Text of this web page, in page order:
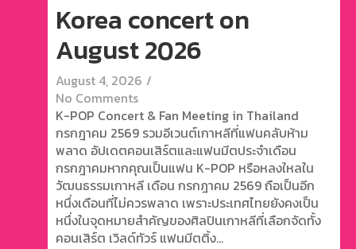
Korea concert on
August 2026
August 4, 2026 /
No Comments
K-POP Concert & Fan Meeting in Thailand
กรกฎาคม 2569 รวมอีเวนต์เกาหลีที่แฟนคลับห้าม
พลาด อัปเดตคอนเสิร์ตและแฟนมีตประจำเดือน
กรกฎาคมหากคุณเป็นแฟน K-POP หรือหลงใหลใน
วัฒนธรรมเกาหลี เดือน กรกฎาคม 2569 ถือเป็นอีก
หนึ่งเดือนที่ไม่ควรพลาด เพราะประเทศไทยยังคงเป็น
หนึ่งในจุดหมายสำคัญของศิลปินเกาหลีที่เลือกจัดทั้ง
คอนเสิร์ต เวิลด์ทัวร์ แฟนมีตติ้ง...